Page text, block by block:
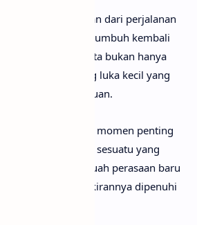
tak terpisahkan dari perjalanan
yang pernah tumbuh kembali
dan nostalgia. Cinta bukan hanya
tetapi juga tentang luka kecil yang
dan kerinduan.
terasa menjadi momen penting
aku lirik merasakan sesuatu yang
sebelumnya, sebuah perasaan baru
berdebar dan pikirannya dipenuhi